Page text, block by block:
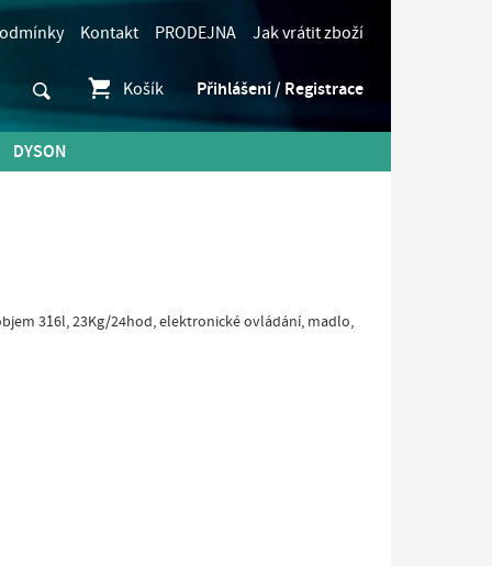
Kontakt PRODEJNA Jak vrátit zboží
Košík Přihlášení / Registrace
DYSON
316l, 23Kg/24hod, elektronické ovládání, madlo,